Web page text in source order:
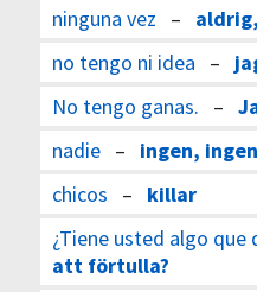
ninguna vez –
no tengo ni idea –
No tengo ganas. –
nadie– ingen,
chicos – killar
¿Tiene usted algo que
att förtulla?